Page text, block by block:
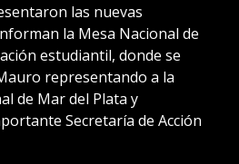
las nuevas
la Mesa Nacional de
estudiantil, donde se
representando a la
de Mar del Plata y
Secretaría de Acción